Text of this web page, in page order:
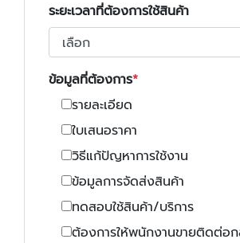
ระยะเวลาที่ต้องการใช้สินค้า
ข้อมูลที่ต้องการ
รายละเอียด
ใบเสนอราคา
วิธีแก้ปัญหาการใช้งาน
ข้อมูลการจัดส่งสินค้า
ทดสอบใช้สินค้า/บริการ
ต้องการให้พนักงานขายติดต่อ